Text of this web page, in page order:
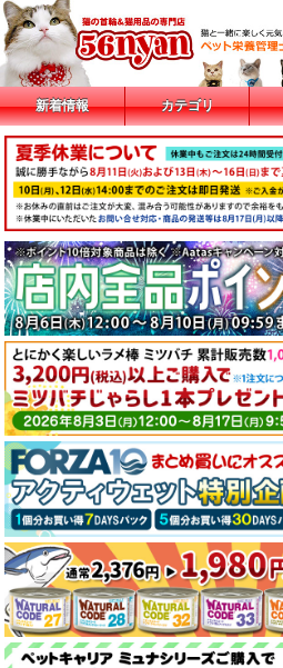
新着情報 カテゴリ